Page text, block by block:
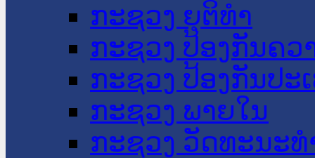
ກະຊວງ ຍຸຕິທໍາ
ກະຊວງ ປ້ອງກັນຄວ
ກະຊວງ ປ້ອງກັນປະ
ກະຊວງ ພາຍໃນ
ກະຊວງ ວັດທະນະ